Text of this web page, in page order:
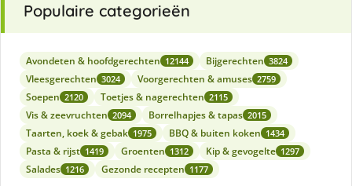
Populaire categorieën
Avondeten & hoofdgerechten 12144 Bijgerechten 3824
Vleesgerechten 3024 Voorgerechten & amuses 2759
Soepen 2120 Toetjes & nagerechten 2115
Vis & zeevruchten 2094 Borrelhapjes & tapas 2015
Taarten, koek & gebak 1975 BBQ & buiten koken 1434
Pasta & rijst 1419 Groenten 1312 Kip & gevogelte 1297
Salades 1216 Gezonde recepten 1177